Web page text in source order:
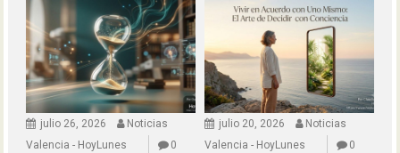
julio 26, 2026
Noticias
Valencia - HoyLunes
0
julio 20, 2026
Noticias
Valencia - HoyLunes
0